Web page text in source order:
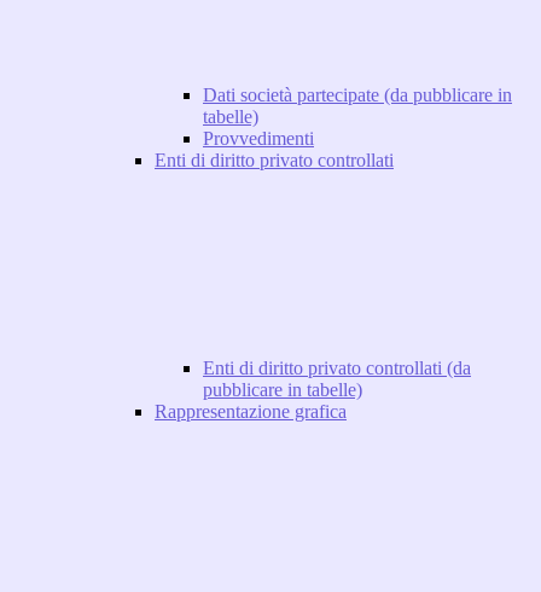
Dati società partecipate (da pubblicare in
tabelle)
Provvedimenti
Enti di diritto privato controllati
Enti di diritto privato controllati (da
pubblicare in tabelle)
Rappresentazione grafica